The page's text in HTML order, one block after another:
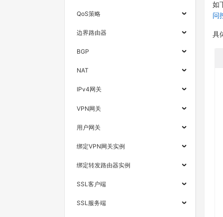
QoS策略
边界路由器
BGP
NAT
IPv4网关
VPN网关
用户网关
绑定VPN网关实例
绑定转发路由器实例
SSL客户端
SSL服务端
如
问
具